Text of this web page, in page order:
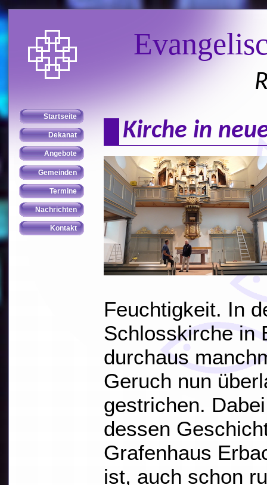
Kirche in
Feuchtigkeit. In
Schlosskirche in
durchaus
Geruch nun
gestrichen.
dessen
Grafenhaus
ist, auch schon